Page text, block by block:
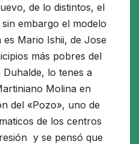
de lo distintos, el
embargo el modelo
Mario Ishii, de Jose
más pobres del
lo tenes a
Molina en
del «Pozo», uno de
de los centros
y se pensó que